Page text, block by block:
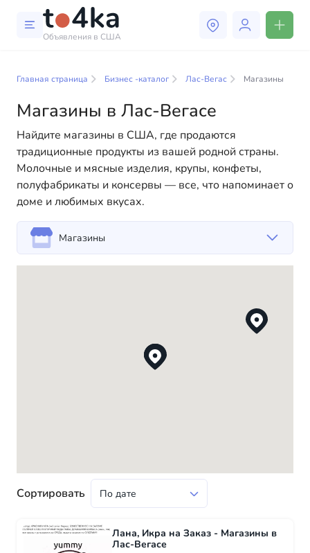
Объявления в США
Вегасе
В нашем каталоге бизнес-услуг вы найдете широкий
выбор компаний и специалистов, готовых помочь
людям адаптироваться к жизни в США. Мы
предлагаем разнообразные решения как для
физических, так и для юридических лиц, чтобы
сделать вашу жизнь в Америке более комфортной и
удобной. От профессиональных консультаций до
повседневной помощи — у нас есть всё
необходимое для успешного начала вашей новой
Главная страница Бизнес -каталог Лас-Вегас Магазины
Магазины в Лас-Вегасе
Найдите магазины в США, где продаются
традиционные продукты из вашей родной страны.
Молочные и мясные изделия, крупы, конфеты,
полуфабрикаты и консервы — все, что напоминает о
доме и любимых вкусах.
Магазины
Сортировать
Лана, Икра на Заказ - Магазины в
Лас-Вегасе